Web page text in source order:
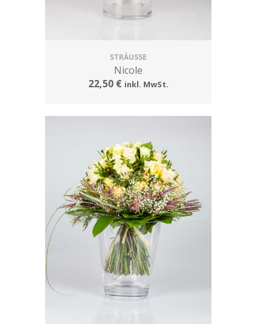
STRÄUSSE
Nicole
22,50 € inkl. MwSt.